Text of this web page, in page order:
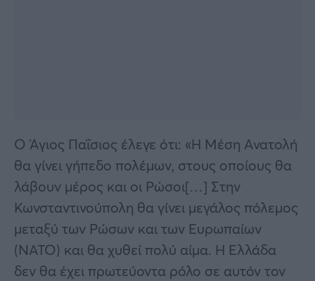
Ο Άγιος Παΐσιος έλεγε ότι: «Η Μέση Ανατολή
θα γίνει γήπεδο πολέμων, στους οποίους θα
λάβουν μέρος και οι Ρώσοι[…] Στην
Κωνσταντινούπολη θα γίνει μεγάλος πόλεμος
μεταξύ των Ρώσων και των Ευρωπαίων
(ΝΑΤΟ) και θα χυθεί πολύ αίμα. Η Ελλάδα
δεν θα έχει πρωτεύοντα ρόλο σε αυτόν τον